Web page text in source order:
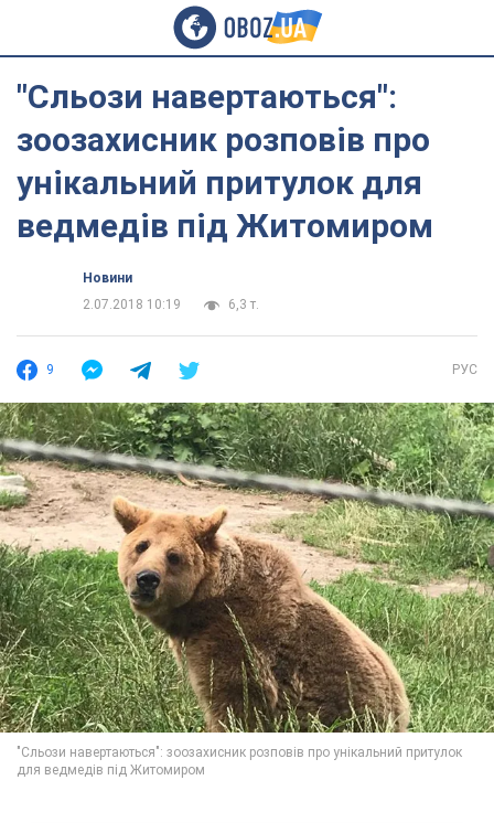
"Сльози навертаються":
зоозахисник розповів про
унікальний притулок для
ведмедів під Житомиром
Новини
2.07.2018 10:19
6,3 т.
9 РУС